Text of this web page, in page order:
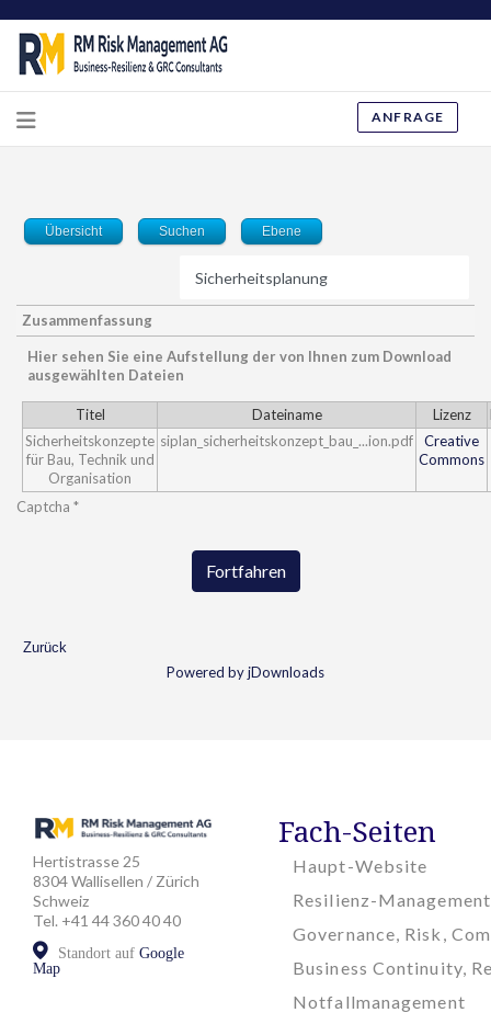
ANFRAGE
Übersicht Suchen Ebene
Zusammenfassung
Hier sehen Sie eine Aufstellung der von Ihnen zum Download
ausgewählten Dateien
Titel Dateiname Lizenz
Sicherheitskonzepte
für Bau, Technik und
Organisation
siplan_sicherheitskonzept_bau_...ion.pdf
Creative
Commons
Captcha *
Fortfahren
Zurück
Powered by jDownloads
Hertistrasse 25
8304 Wallisellen / Zürich
Schweiz
Tel. +41 44 360 40 40
Standort auf Google
Map
Fach-Seiten
Haupt-Website
Resilienz-Management
Governance, Risk,
Business Continuity,
Notfallmanagement